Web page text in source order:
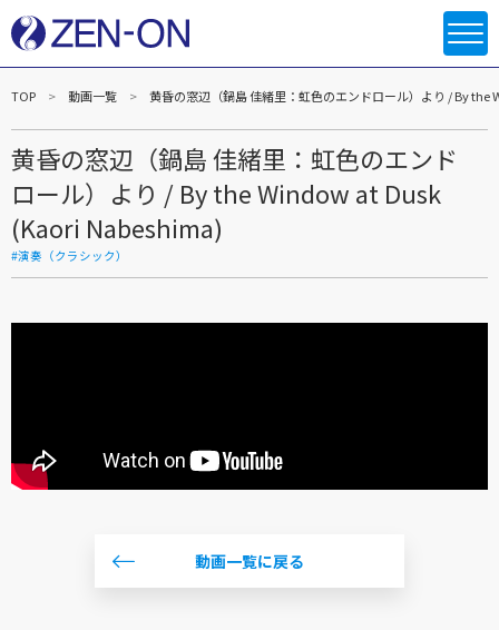
TOP 動画一覧 黄昏の窓辺（鍋島 佳緒里：虹色のエンドロール）より / By
黄昏の窓辺（鍋島 佳緒里：虹色のエンド
ロール）より / By the Window at Dusk
(Kaori Nabeshima)
#演奏（クラシック）
動画一覧に戻る